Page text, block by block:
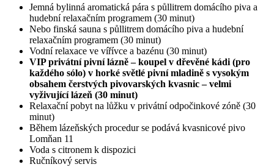
Jemná bylinná aromatická pára s půllitrem domácího piva a
hudební relaxačním programem (30 minut)
Nebo finská sauna s půllitrem domácího piva a hudební
relaxačním programem (30 minut)
Vodní relaxace ve vířívce a bazénu (30 minut)
VIP privátní pivní lázně – koupel v dřevěné kádi (pro
každého sólo) v horké světlé pivní mladině s vysokým
obsahem čerstvých pivovarských kvasnic – velmi
vyživující lázeň (30 minut)
Relaxační pobyt na lůžku v privátní odpočinkové zóně (30
minut)
Během lázeňských procedur se podává kvasnicové pivo
Lomňan 11
Voda s citronem k dispozici
Ručníkový servis